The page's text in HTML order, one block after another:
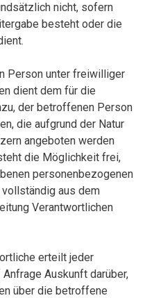
nicht, sofern
besteht oder die
Person unter freiwilliger
dient dem für die
der betroffenen Person
die aufgrund der Natur
angeboten werden
die Möglichkeit frei,
personenbezogenen
aus dem
Verantwortlichen
erteilt jeder
Auskunft darüber,
über die betroffene